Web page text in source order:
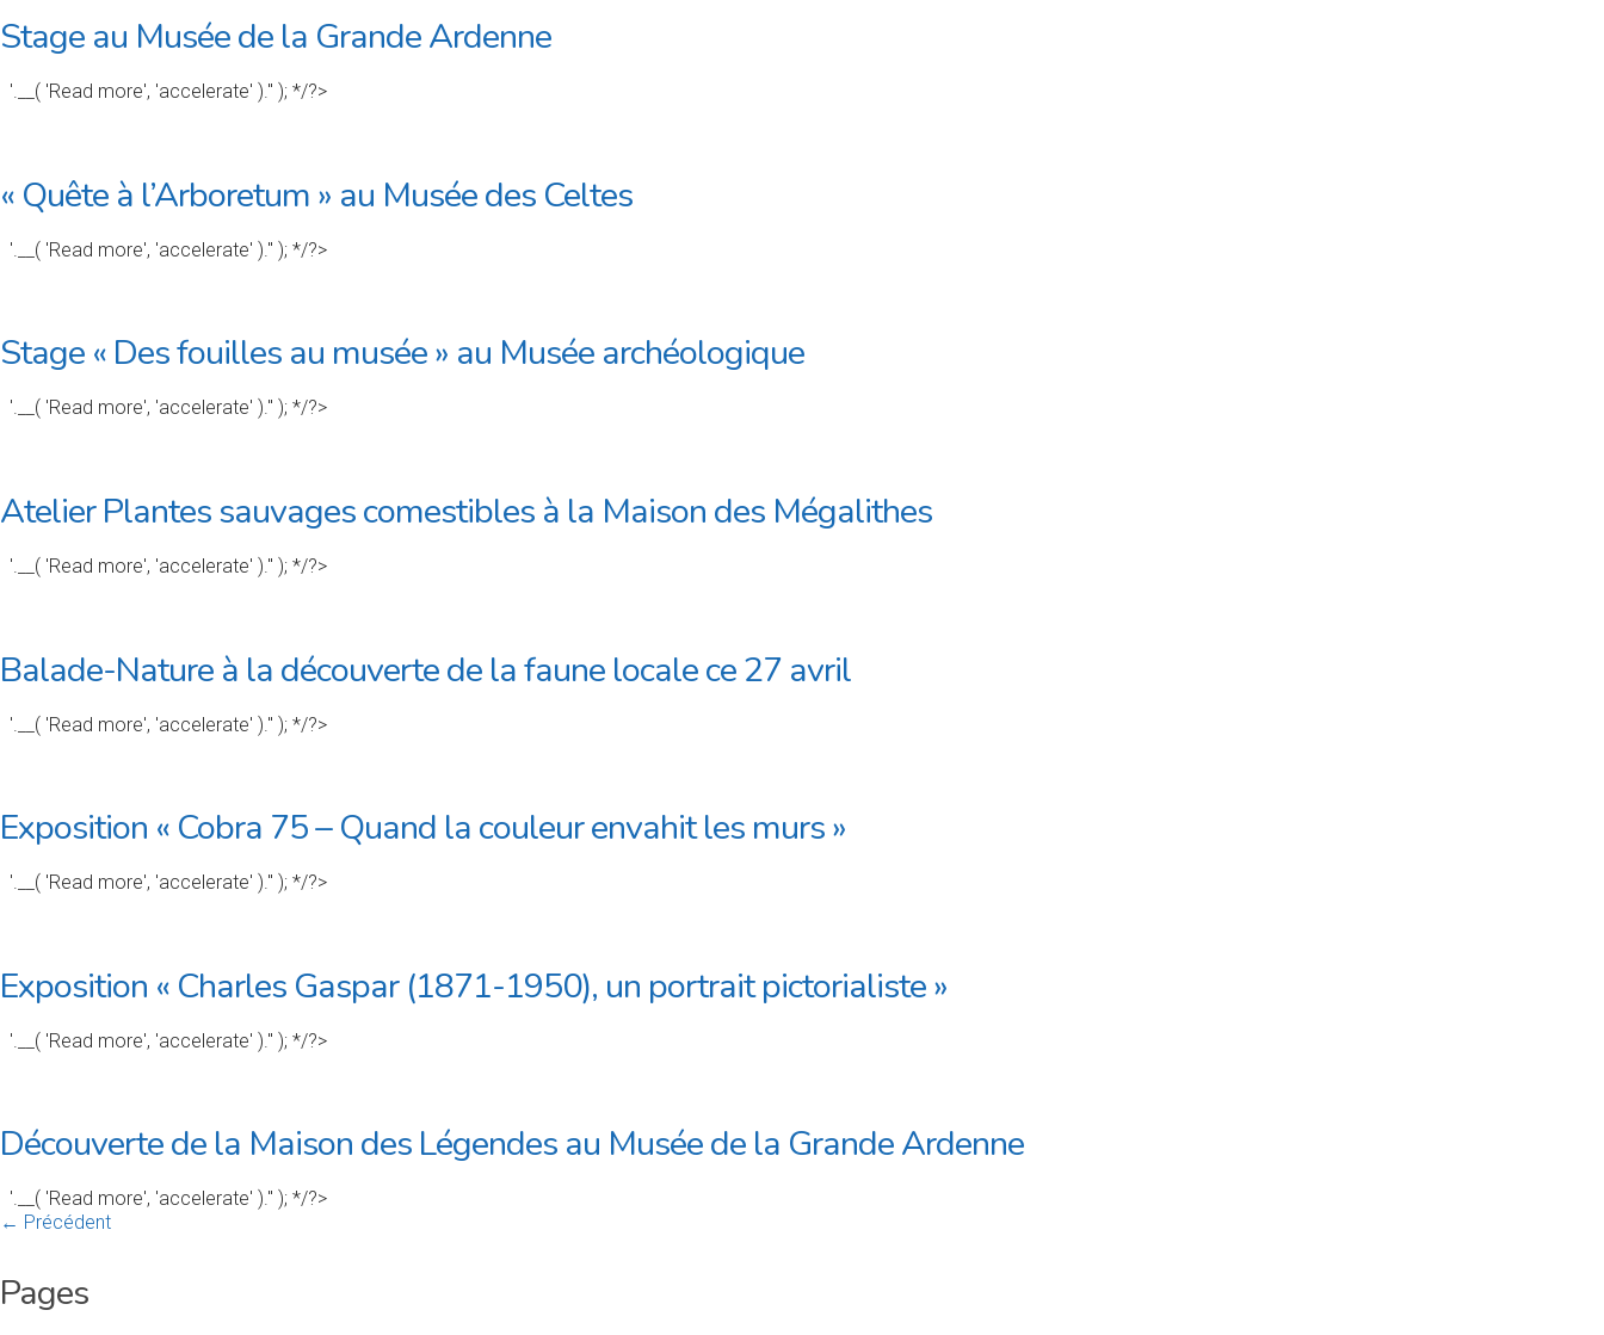
Stage au Musée de la Grande Ardenne
'.__( 'Read more', 'accelerate' ).'' ); */?>
« Quête à l’Arboretum » au Musée des Celtes
'.__( 'Read more', 'accelerate' ).'' ); */?>
Stage « Des fouilles au musée » au Musée archéologique
'.__( 'Read more', 'accelerate' ).'' ); */?>
Atelier Plantes sauvages comestibles à la Maison des Mégalithes
'.__( 'Read more', 'accelerate' ).'' ); */?>
Balade-Nature à la découverte de la faune locale ce 27 avril
'.__( 'Read more', 'accelerate' ).'' ); */?>
Exposition « Cobra 75 – Quand la couleur envahit les murs »
'.__( 'Read more', 'accelerate' ).'' ); */?>
Exposition « Charles Gaspar (1871-1950), un portrait pictorialiste »
'.__( 'Read more', 'accelerate' ).'' ); */?>
Découverte de la Maison des Légendes au Musée de la Grande Ardenne
'.__( 'Read more', 'accelerate' ).'' ); */?>
← Précédent
Pages